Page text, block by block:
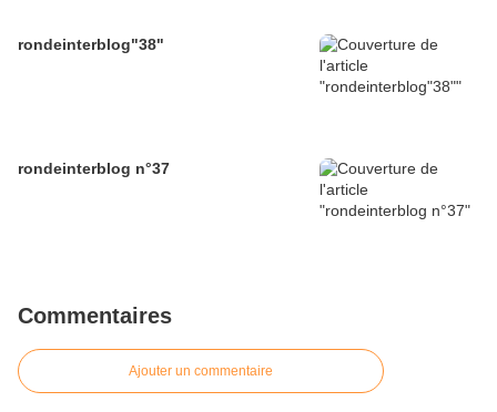
rondeinterblog"38"
rondeinterblog n°37
Commentaires
Ajouter un commentaire